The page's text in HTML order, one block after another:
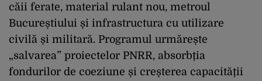
căii ferate, material rulant nou, metroul
Bucureștiului și infrastructura cu utilizare
civilă și militară. Programul urmărește
„salvarea” proiectelor PNRR, absorbția
fondurilor de coeziune și creșterea capacității